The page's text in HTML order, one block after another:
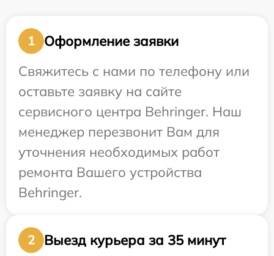
1
Оформление заявки
Свяжитесь с нами по телефону или
оставьте заявку на сайте
сервисного центра Behringer. Наш
менеджер перезвонит Вам для
уточнения необходимых работ
ремонта Вашего устройства
Behringer.
2 Выезд курьера за 35 минут